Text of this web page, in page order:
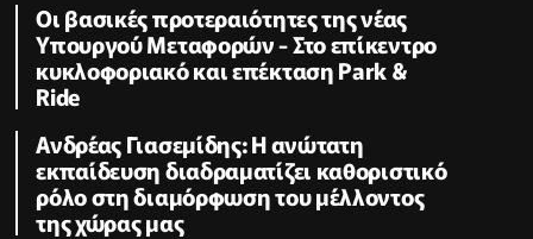
Οι βασικές προτεραιότητες της νέας
Υπουργού Μεταφορών - Στο επίκεντρο
κυκλοφοριακό και επέκταση Park &
Ride
Ανδρέας Γιασεμίδης: Η ανώτατη
εκπαίδευση διαδραματίζει καθοριστικό
ρόλο στη διαμόρφωση του μέλλοντος
της χώρας μας